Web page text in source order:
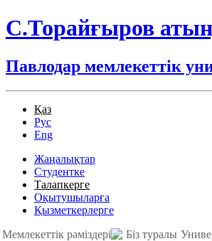
С.Торайғыров
Павлодар мемлекеттік
Қаз
Рус
Eng
Жаңалықтар
Студентке
Талапкерге
Оқытушыларға
Қызметкерлерге
Мемлекеттік рәміздері
Біз туралы